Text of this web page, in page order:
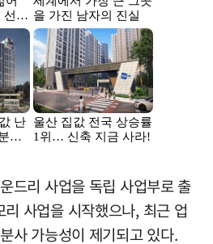
드리 사업을 독립 사업부로 출
사업을 시작했으나, 최근 업
사 가능성이 제기되고 있다.